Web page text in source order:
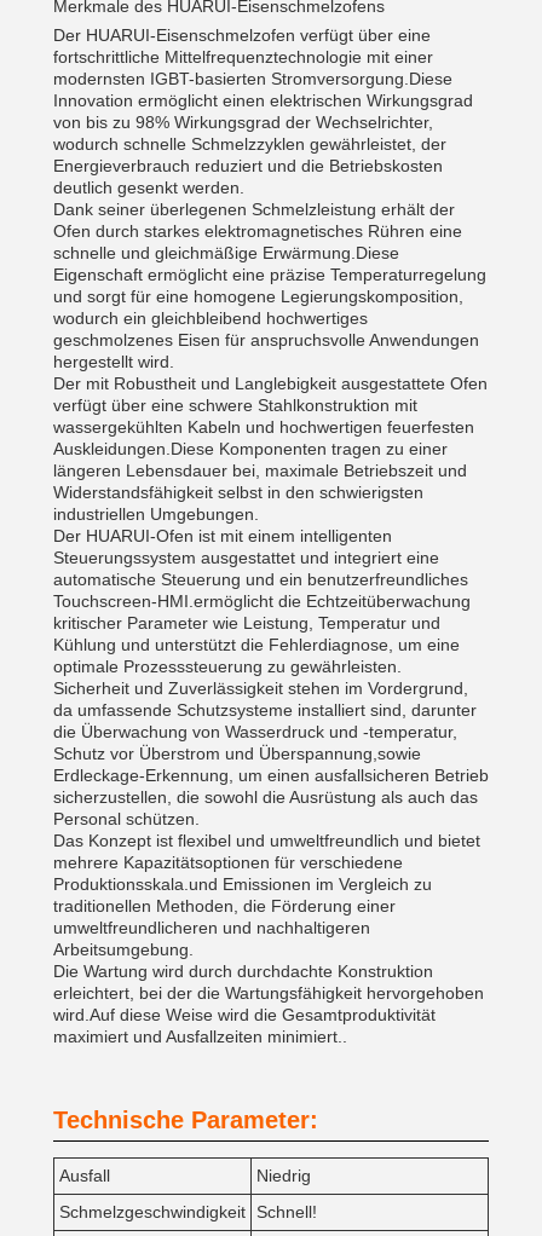
Merkmale des HUARUI-Eisenschmelzofens
Der HUARUI-Eisenschmelzofen verfügt über eine
fortschrittliche Mittelfrequenztechnologie mit einer
modernsten IGBT-basierten Stromversorgung.Diese
Innovation ermöglicht einen elektrischen Wirkungsgrad
von bis zu 98% Wirkungsgrad der Wechselrichter,
wodurch schnelle Schmelzzyklen gewährleistet, der
Energieverbrauch reduziert und die Betriebskosten
deutlich gesenkt werden.
Dank seiner überlegenen Schmelzleistung erhält der
Ofen durch starkes elektromagnetisches Rühren eine
schnelle und gleichmäßige Erwärmung.Diese
Eigenschaft ermöglicht eine präzise Temperaturregelung
und sorgt für eine homogene Legierungskomposition,
wodurch ein gleichbleibend hochwertiges
geschmolzenes Eisen für anspruchsvolle Anwendungen
hergestellt wird.
Der mit Robustheit und Langlebigkeit ausgestattete Ofen
verfügt über eine schwere Stahlkonstruktion mit
wassergekühlten Kabeln und hochwertigen feuerfesten
Auskleidungen.Diese Komponenten tragen zu einer
längeren Lebensdauer bei, maximale Betriebszeit und
Widerstandsfähigkeit selbst in den schwierigsten
industriellen Umgebungen.
Der HUARUI-Ofen ist mit einem intelligenten
Steuerungssystem ausgestattet und integriert eine
automatische Steuerung und ein benutzerfreundliches
Touchscreen-HMI.ermöglicht die Echtzeitüberwachung
kritischer Parameter wie Leistung, Temperatur und
Kühlung und unterstützt die Fehlerdiagnose, um eine
optimale Prozesssteuerung zu gewährleisten.
Sicherheit und Zuverlässigkeit stehen im Vordergrund,
da umfassende Schutzsysteme installiert sind, darunter
die Überwachung von Wasserdruck und -temperatur,
Schutz vor Überstrom und Überspannung,sowie
Erdleckage-Erkennung, um einen ausfallsicheren Betrieb
sicherzustellen, die sowohl die Ausrüstung als auch das
Personal schützen.
Das Konzept ist flexibel und umweltfreundlich und bietet
mehrere Kapazitätsoptionen für verschiedene
Produktionsskala.und Emissionen im Vergleich zu
traditionellen Methoden, die Förderung einer
umweltfreundlicheren und nachhaltigeren
Arbeitsumgebung.
Die Wartung wird durch durchdachte Konstruktion
erleichtert, bei der die Wartungsfähigkeit hervorgehoben
wird.Auf diese Weise wird die Gesamtproduktivität
maximiert und Ausfallzeiten minimiert..
Technische Parameter:
Ausfall
Niedrig
Schmelzgeschwindigkeit
Schnell!